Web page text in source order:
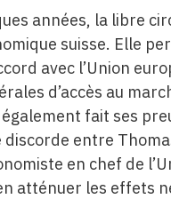
années, la libre
suisse. Elle
avec l’Union
d’accès au
fait ses
discorde entre
en chef de
atténuer les effets